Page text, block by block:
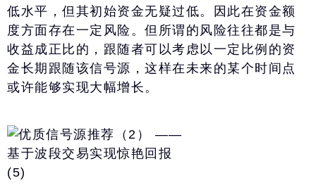
低水平，但其初始资金无疑过低。因此在资金额
度方面存在一定风险。但所谓的风险往往都是与
收益成正比的，跟随者可以考虑以一定比例的资
金长期跟随该信号源，这样在未来的某个时间点
或许能够实现大幅增长。